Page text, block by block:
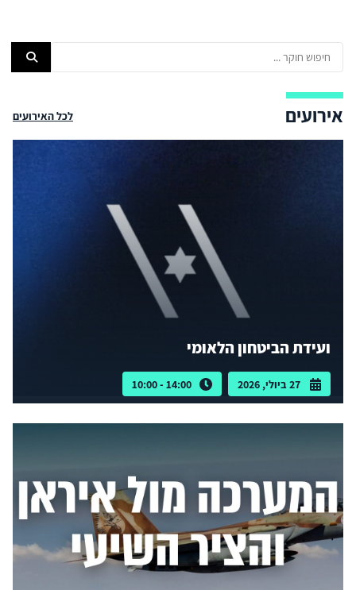
אירועים לכל האירועים
ועידת הביטחון הלאומי
27 ביולי, 2026 14:00 - 10:00